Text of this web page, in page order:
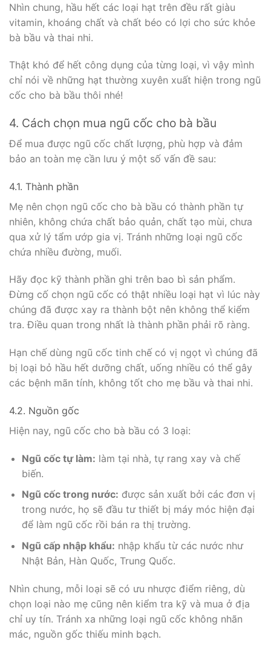
Nhìn chung, hầu hết các loại hạt trên đều rất giàu
vitamin, khoáng chất và chất béo có lợi cho sức khỏe
bà bầu và thai nhi.
Thật khó để hết công dụng của từng loại, vì vậy mình
chỉ nói về những hạt thường xuyên xuất hiện trong ngũ
cốc cho bà bầu thôi nhé!
4. Cách chọn mua ngũ cốc cho bà bầu
Để mua được ngũ cốc chất lượng, phù hợp và đảm
bảo an toàn mẹ cần lưu ý một số vấn đề sau:
4.1. Thành phần
Mẹ nên chọn ngũ cốc cho bà bầu có thành phần tự
nhiên, không chứa chất bảo quản, chất tạo mùi, chưa
qua xử lý tẩm ướp gia vị. Tránh những loại ngũ cốc
chứa nhiều đường, muối.
Hãy đọc kỹ thành phần ghi trên bao bì sản phẩm.
Đừng cố chọn ngũ cốc có thật nhiều loại hạt vì lúc này
chúng đã được xay ra thành bột nên không thể kiểm
tra. Điều quan trong nhất là thành phần phải rõ ràng.
Hạn chế dùng ngũ cốc tinh chế có vị ngọt vì chúng đã
bị loại bỏ hầu hết dưỡng chất, uống nhiều có thể gây
các bệnh mãn tính, không tốt cho mẹ bầu và thai nhi.
4.2. Nguồn gốc
Hiện nay, ngũ cốc cho bà bầu có 3 loại:
Ngũ cốc tự làm: làm tại nhà, tự rang xay và chế
biến.
Ngũ cốc trong nước: được sản xuất bởi các đơn vị
trong nước, họ sẽ đầu tư thiết bị máy móc hiện đại
để làm ngũ cốc rồi bán ra thị trường.
Ngũ cấp nhập khẩu: nhập khẩu từ các nước như
Nhật Bản, Hàn Quốc, Trung Quốc.
Nhìn chung, mỗi loại sẽ có ưu nhược điểm riêng, dù
chọn loại nào mẹ cũng nên kiểm tra kỹ và mua ở địa
chỉ uy tín. Tránh xa những loại ngũ cốc không nhãn
mác, nguồn gốc thiếu minh bạch.